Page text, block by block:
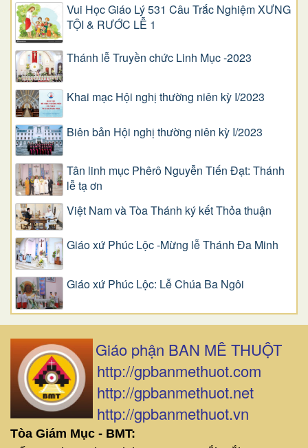
Vui Học Giáo Lý 531 Câu Trắc Nghiệm XƯNG
TỘI & RƯỚC LỄ 1
Thánh lễ Truyền chức Linh Mục -2023
Khai mạc Hội nghị thường niên kỳ I/2023
Biên bản Hội nghị thường niên kỳ I/2023
Tân linh mục Phêrô Nguyễn Tiến Đạt: Thánh
lễ tạ ơn
Việt Nam và Tòa Thánh ký kết Thỏa thuận
Giáo xứ Phúc Lộc -Mừng lễ Thánh Đa Minh
Giáo xứ Phúc Lộc: Lễ Chúa Ba Ngôi
Giáo phận BAN MÊ THUỘT
http://gpbanmethuot.com
http://gpbanmethuot.net
http://gpbanmethuot.vn
Tòa Giám Mục - BMT: